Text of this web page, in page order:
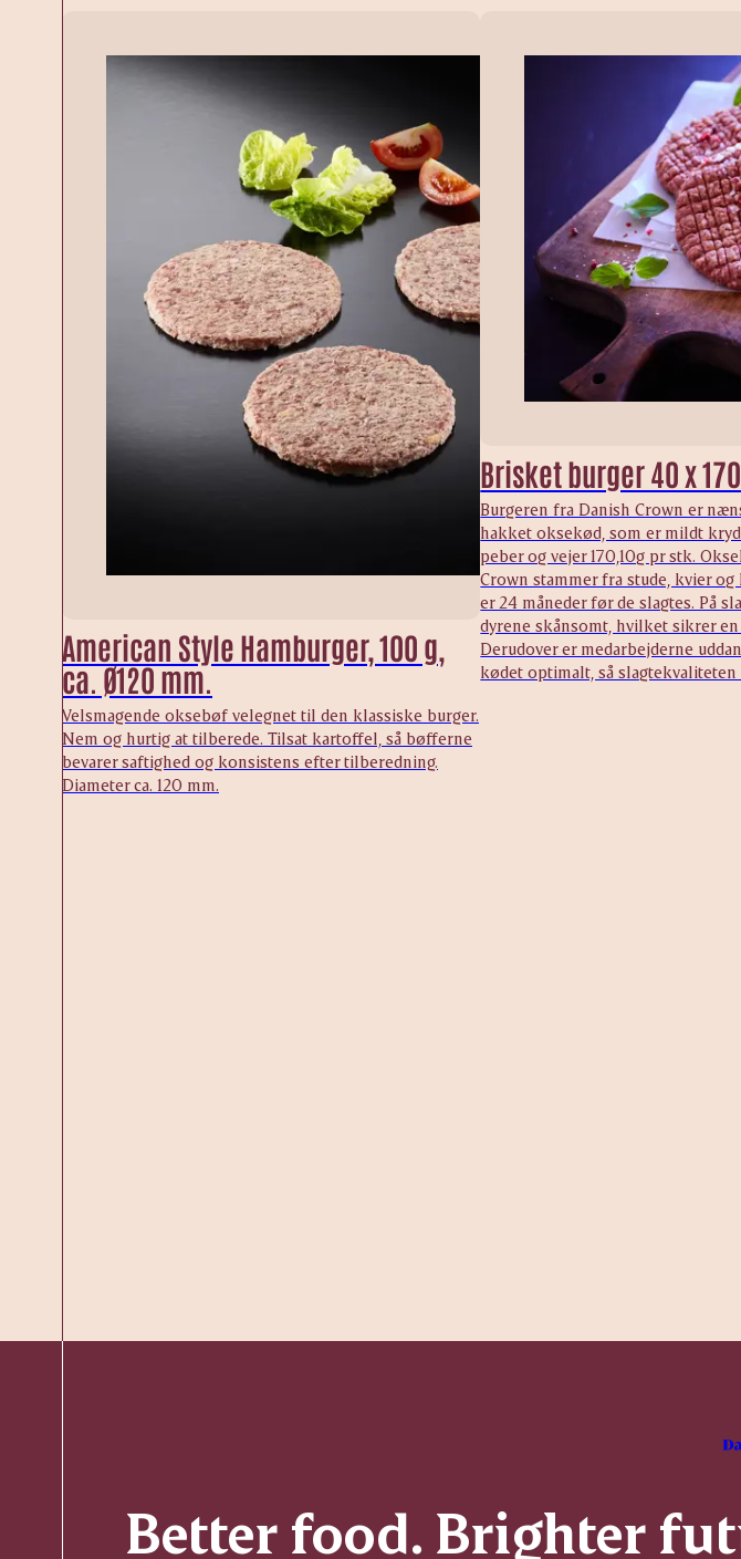
American Style Hamburger, 100 g,
ca. Ø120 mm.
Velsmagende oksebøf velegnet til den klassiske burger.
Nem og hurtig at tilberede. Tilsat kartoffel, så bøfferne
bevarer saftighed og konsistens efter tilberedning.
Diameter ca. 120 mm.
Brisket burger 40 x
Burgeren fra Danish Crown er
hakket oksekød, som er mildt
peber og vejer 170,10g pr stk.
Crown stammer fra stude, kvier
er 24 måneder før de slagtes. På
dyrene skånsomt, hvilket sikrer
Derudover er medarbejderne
kødet optimalt, så slagtekvaliteten
Better food. Brighter